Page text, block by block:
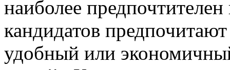
наиболее
кандидатов
удобный или